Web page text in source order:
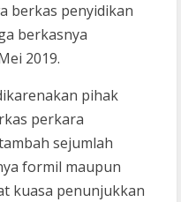
berkas penyidikan
berkasnya
2019.
pihak
perkara
sejumlah
formil maupun
kuasa penunjukkan